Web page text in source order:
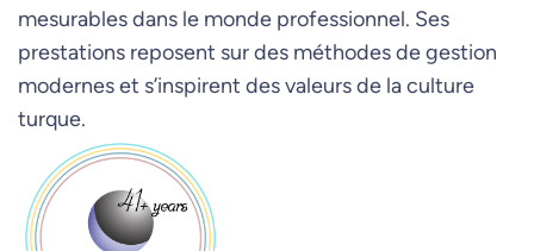
mesurables dans le monde professionnel. Ses
prestations reposent sur des méthodes de gestion
modernes et s’inspirent des valeurs de la culture
turque.